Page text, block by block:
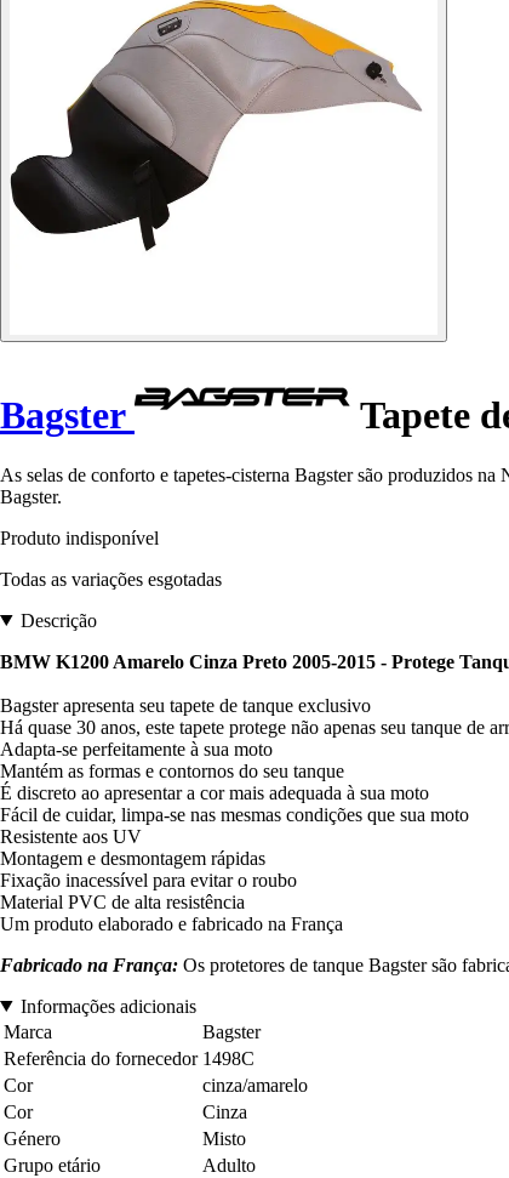
Bagster Tapete
As selas de conforto e tapetes-cisterna Bagster são produzidos
Bagster.
Produto indisponível
Todas as variações esgotadas
Descrição
BMW K1200 Amarelo Cinza Preto 2005-2015 - Protege
Bagster apresenta seu tapete de tanque exclusivo
Há quase 30 anos, este tapete protege não apenas seu tanque de
Adapta-se perfeitamente à sua moto
Mantém as formas e contornos do seu tanque
É discreto ao apresentar a cor mais adequada à sua moto
Fácil de cuidar, limpa-se nas mesmas condições que sua moto
Resistente aos UV
Montagem e desmontagem rápidas
Fixação inacessível para evitar o roubo
Material PVC de alta resistência
Um produto elaborado e fabricado na França
Fabricado na França: Os protetores de tanque Bagster são
Informações adicionais
Marca
Bagster
Referência do fornecedor 1498C
Cor
cinza/amarelo
Cor
Cinza
Género
Misto
Grupo etário
Adulto